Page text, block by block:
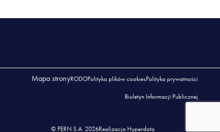
Mapa stronyRODOPolityka plików cookiesPolityka prywatności
Biuletyn Informacji Publicznej
© PERN S.A. 2026Realizacja Hyperdata